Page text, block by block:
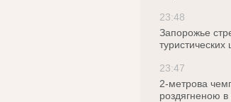
23:48
Запорожье
туристических
23:47
2-метрова
роздягненою в